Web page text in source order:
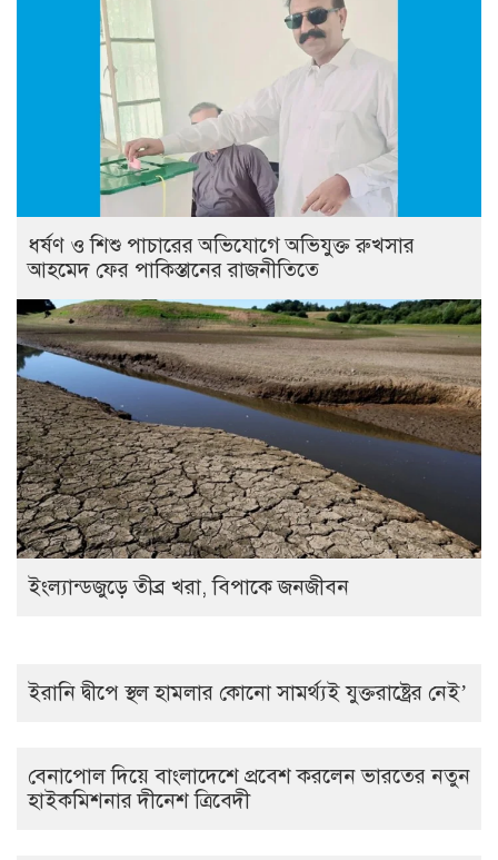
ধর্ষণ ও শিশু পাচারের অভিযোগে অভিযুক্ত রুখসার
আহমেদ ফের পাকিস্তানের রাজনীতিতে
ইংল্যান্ডজুড়ে তীব্র খরা, বিপাকে জনজীবন
ইরানি দ্বীপে স্থল হামলার কোনো সামর্থ্যই যুক্তরাষ্ট্রের নেই’
বেনাপোল দিয়ে বাংলাদেশে প্রবেশ করলেন ভারতের নতুন
হাইকমিশনার দীনেশ ত্রিবেদী